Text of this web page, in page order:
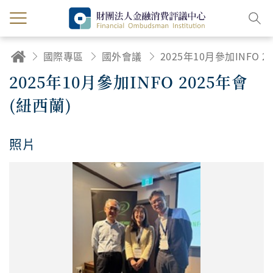
國際專區 國外會議
2025年10月參加INFO 2025年會
(紐西蘭)
照片